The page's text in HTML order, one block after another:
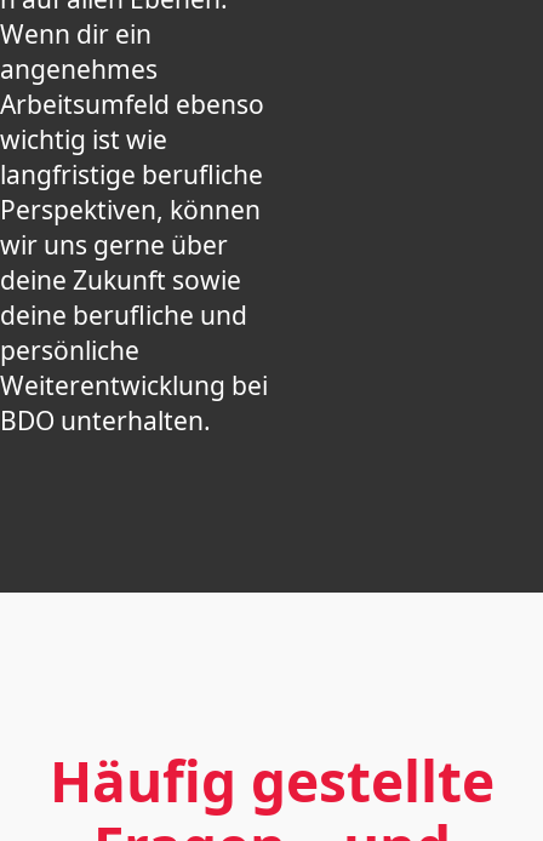
Wenn dir ein
angenehmes
Arbeitsumfeld ebenso
wichtig ist wie
langfristige berufliche
Perspektiven, können
wir uns gerne über
deine Zukunft sowie
deine berufliche und
persönliche
Weiterentwicklung bei
BDO unterhalten.
Häufig gestellte